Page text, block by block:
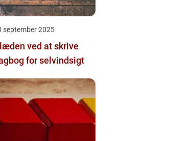
september 2025
ved at skrive
for selvindsigt